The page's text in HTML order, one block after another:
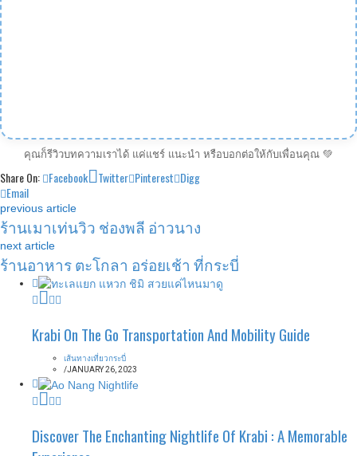
คุณก็รีวิวบทความเราได้ แค่แชร์ แนะนำ หรือบอกต่อให้กับเพื่อนคุณ 💚
Share On: Facebook Twitter Pinterest Digg
Email
previous article
ร้านเมาเท่นวิว ช่องพลี อ่าวนาง
next article
ร้านอาหาร ตะโกลา อร่อยเช้า ที่กระบี่
Krabi On The Go Transportation And Mobility Guide
เส้นทางเที่ยวกระบี่
/JANUARY 26, 2023
Discover The Enchanting Nightlife Of Krabi : A Memorable